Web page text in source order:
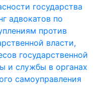
государства
адвокатов по
против
власти,
государственной
и службы в органах
самоуправления